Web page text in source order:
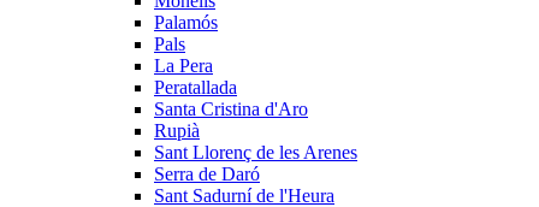
Palamós
Pals
La Pera
Peratallada
Santa Cristina d'Aro
Rupià
Sant Llorenç de les Arenes
Serra de Daró
Sant Sadurní de l'Heura